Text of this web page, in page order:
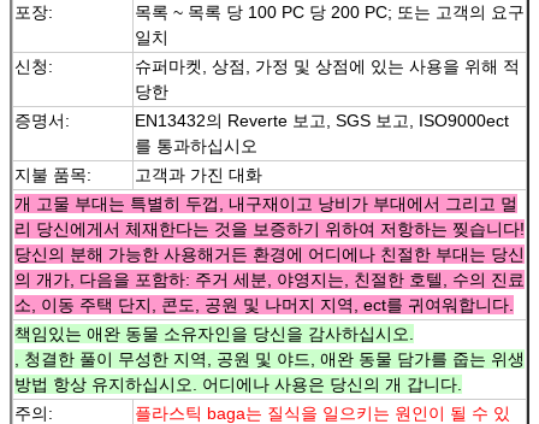
포장:
목록 ~ 목록 당 100 PC 당 200 PC; 또는 고객의 요구
일치
신청:
슈퍼마켓, 상점, 가정 및 상점에 있는 사용을 위해 적
당한
증명서:
EN13432의 Reverte 보고, SGS 보고, ISO9000ect
를 통과하십시오
지불 품목:
고객과 가진 대화
개 고물 부대는 특별히 두껍, 내구재이고 낭비가 부대에서 그리고 멀
리 당신에게서 체재한다는 것을 보증하기 위하여 저항하는 찢습니다!
당신의 분해 가능한 사용해거든 환경에 어디에나 친절한 부대는 당신
의 개가, 다음을 포함하: 주거 세분, 야영지는, 친절한 호텔, 수의 진료
소, 이동 주택 단지, 콘도, 공원 및 나머지 지역, ect를 귀여워합니다.
책임있는 애완 동물 소유자인을 당신을 감사하십시오.
, 청결한 풀이 무성한 지역, 공원 및 야드, 애완 동물 담가를 줍는 위생
방법 항상 유지하십시오. 어디에나 사용은 당신의 개 갑니다.
주의:
플라스틱 baga는 질식을 일으키는 원인이 될 수 있